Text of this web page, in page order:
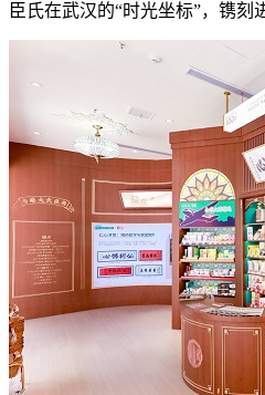
臣氏在武汉的“时光坐标”，镌刻